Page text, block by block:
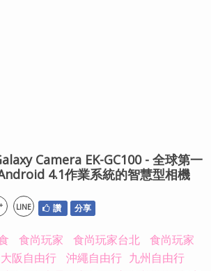
Camera EK-GC100 - 全球第一
4.1作業系統的智慧型相機
LINE 讚 分享
食尚玩家 食尚玩家台北
食尚玩家
大阪自由行 沖繩自由行 九州自由行